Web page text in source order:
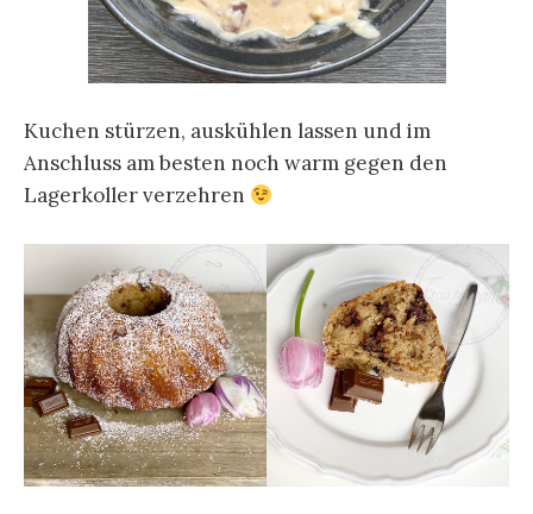
Kuchen stürzen, auskühlen lassen und im
Anschluss am besten noch warm gegen den
Lagerkoller verzehren